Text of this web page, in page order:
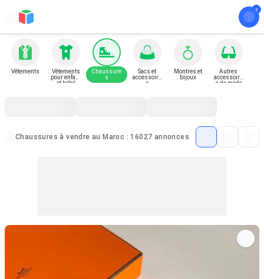
Vêtements
Vêtements
pour enfant
et bébé
Chaussure
s
Sacs et
accessoire
s
Montres et
bijoux
Autres
accessoire
s de mode
Chaussures à vendre au Maroc : 16027 annonces